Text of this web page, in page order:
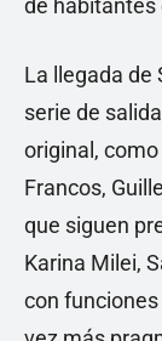
de
La llegada de
serie de
original,
Francos,
que siguen
Karina Milei,
con